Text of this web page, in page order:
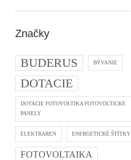
Značky
BUDERUS BÝVANIE
DOTACIE
DOTACIE FOTOVOLTIKA FOTOVOLTICKE
PANELY
ELEKTRAREN ENERGETICKÉ ŠTÍTKY
FOTOVOLTAIKA